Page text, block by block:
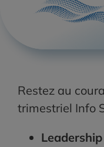
Restez au
trimestriel Info